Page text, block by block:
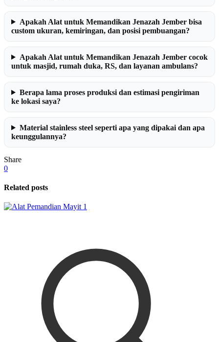
Apakah Alat untuk Memandikan Jenazah Jember bisa
custom ukuran, kemiringan, dan posisi pembuangan?
Apakah Alat untuk Memandikan Jenazah Jember cocok
untuk masjid, rumah duka, RS, dan layanan ambulans?
Berapa lama proses produksi dan estimasi pengiriman
ke lokasi saya?
Material stainless steel seperti apa yang dipakai dan apa
keunggulannya?
Share
0
Related posts